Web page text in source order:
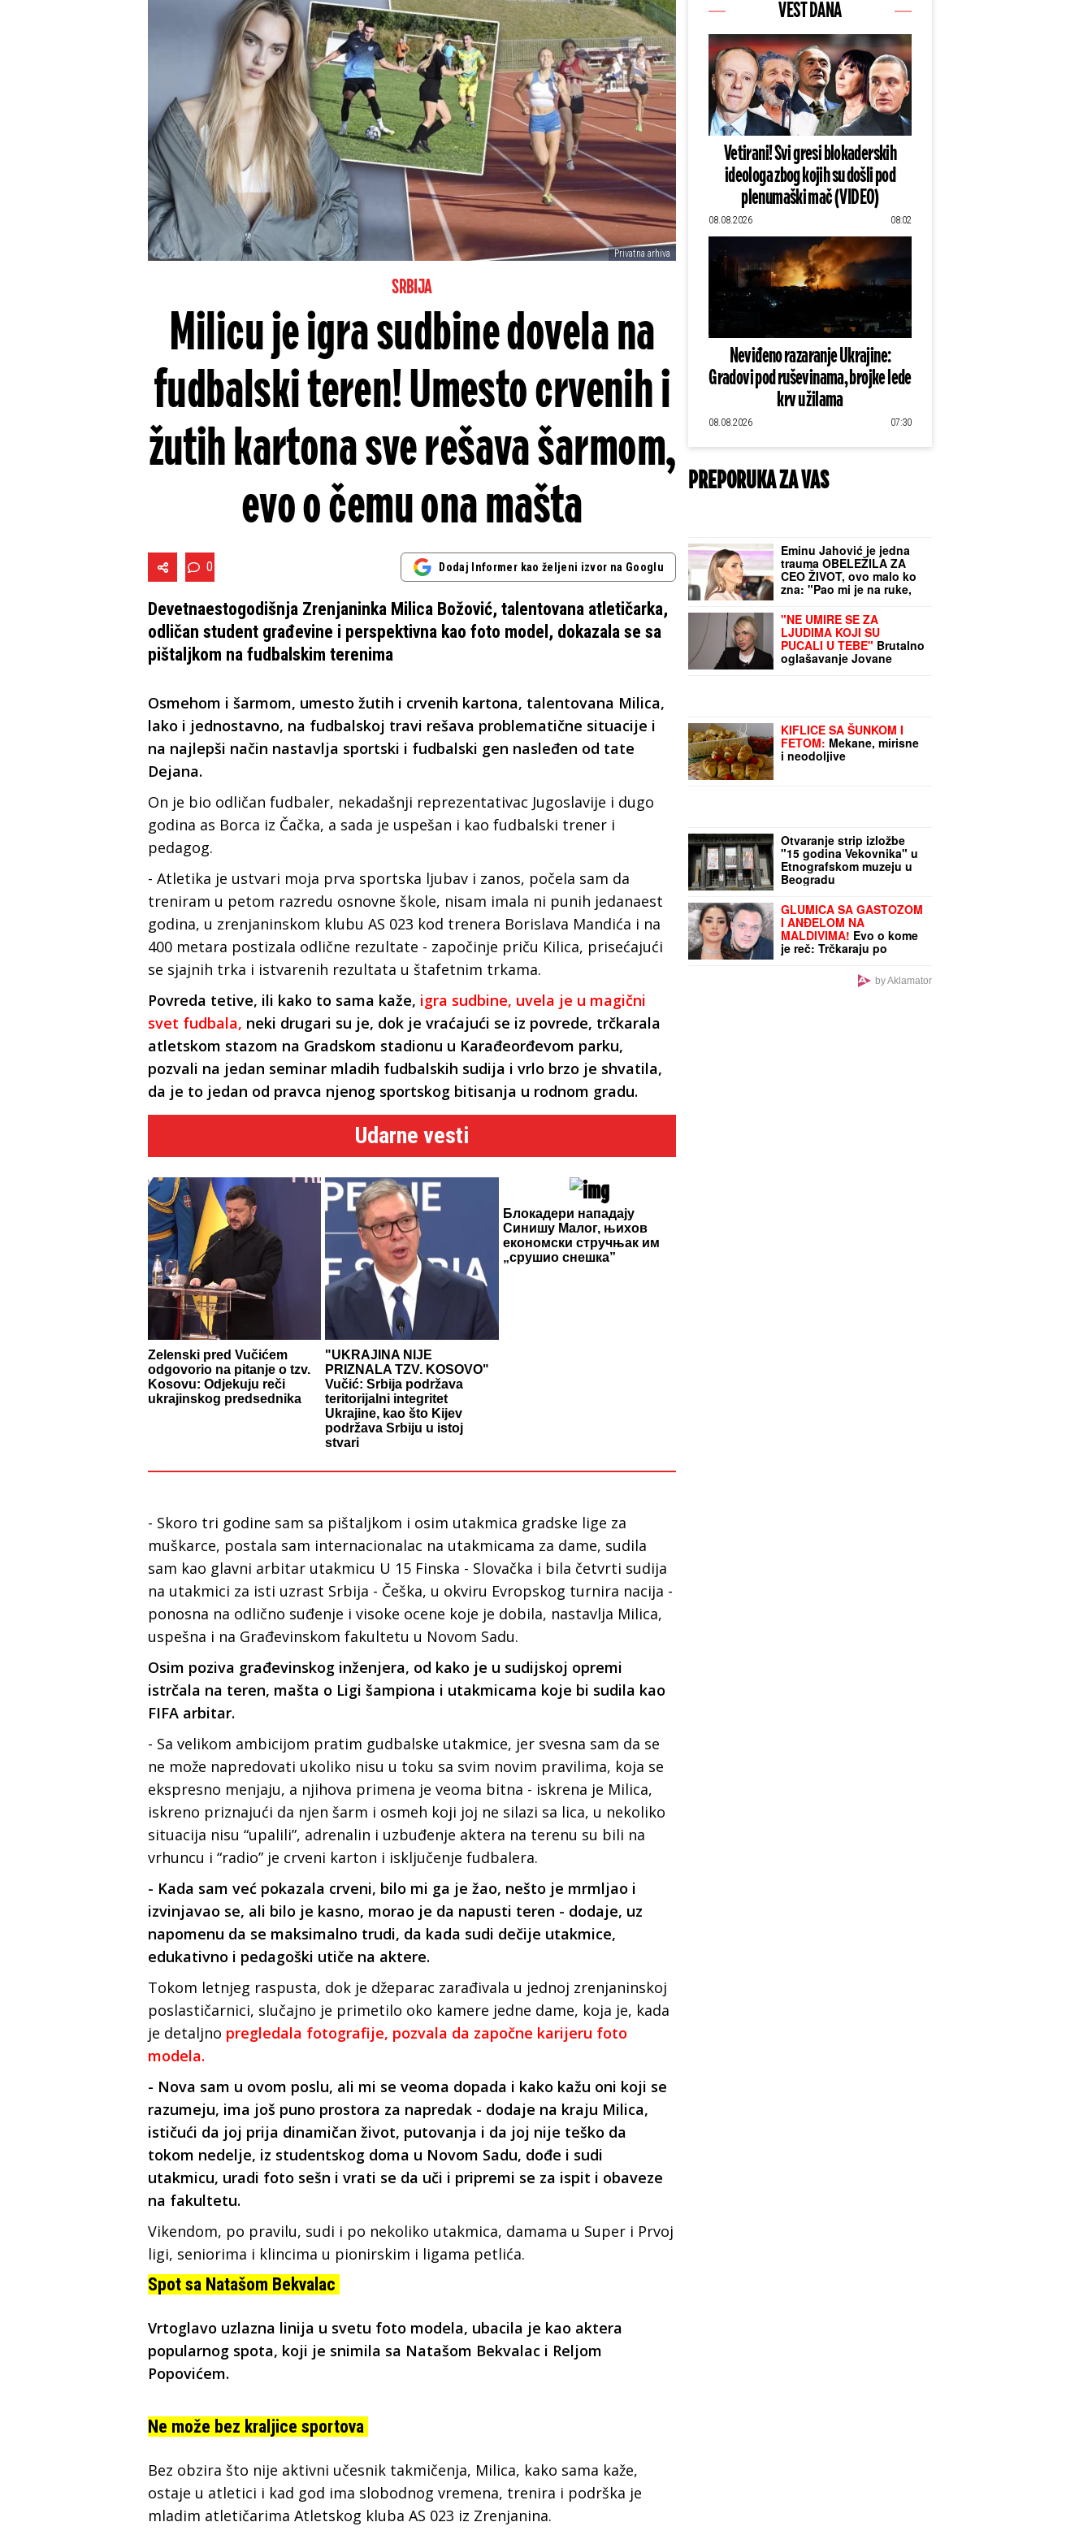
Privatna arhiva
SRBIJA
Milicu je igra sudbine dovela na
fudbalski teren! Umesto crvenih i
žutih kartona sve rešava šarmom,
evo o čemu ona mašta
0 Dodaj Informer kao željeni izvor na Googlu
Devetnaestogodišnja Zrenjaninka Milica Božović, talentovana atletičarka,
odličan student građevine i perspektivna kao foto model, dokazala se sa
pištaljkom na fudbalskim terenima
Osmehom i šarmom, umesto žutih i crvenih kartona, talentovana Milica,
lako i jednostavno, na fudbalskoj travi rešava problematične situacije i
na najlepši način nastavlja sportski i fudbalski gen nasleđen od tate
Dejana.
On je bio odličan fudbaler, nekadašnji reprezentativac Jugoslavije i dugo
godina as Borca iz Čačka, a sada je uspešan i kao fudbalski trener i
pedagog.
- Atletika je ustvari moja prva sportska ljubav i zanos, počela sam da
treniram u petom razredu osnovne škole, nisam imala ni punih jedanaest
godina, u zrenjaninskom klubu AS 023 kod trenera Borislava Mandića i na
400 metara postizala odlične rezultate - započinje priču Kilica, prisećajući
se sjajnih trka i istvarenih rezultata u štafetnim trkama.
Povreda tetive, ili kako to sama kaže, igra sudbine, uvela je u magični
svet fudbala, neki drugari su je, dok je vraćajući se iz povrede, trčkarala
atletskom stazom na Gradskom stadionu u Karađeorđevom parku,
pozvali na jedan seminar mladih fudbalskih sudija i vrlo brzo je shvatila,
da je to jedan od pravca njenog sportskog bitisanja u rodnom gradu.
Udarne vesti
Zelenski pred Vučićem
odgovorio na pitanje o tzv.
Kosovu: Odjekuju reči
ukrajinskog predsednika
"UKRAJINA NIJE
PRIZNALA TZV. KOSOVO"
Vučić: Srbija podržava
teritorijalni integritet
Ukrajine, kao što Kijev
podržava Srbiju u istoj
stvari
Блокадери нападају
Синишу Малог, њихов
економски стручњак им
„срушио снешка”
- Skoro tri godine sam sa pištaljkom i osim utakmica gradske lige za
muškarce, postala sam internacionalac na utakmicama za dame, sudila
sam kao glavni arbitar utakmicu U 15 Finska - Slovačka i bila četvrti sudija
na utakmici za isti uzrast Srbija - Češka, u okviru Evropskog turnira nacija -
ponosna na odlično suđenje i visoke ocene koje je dobila, nastavlja Milica,
uspešna i na Građevinskom fakultetu u Novom Sadu.
Osim poziva građevinskog inženjera, od kako je u sudijskoj opremi
istrčala na teren, mašta o Ligi šampiona i utakmicama koje bi sudila kao
FIFA arbitar.
- Sa velikom ambicijom pratim gudbalske utakmice, jer svesna sam da se
ne može napredovati ukoliko nisu u toku sa svim novim pravilima, koja se
ekspresno menjaju, a njihova primena je veoma bitna - iskrena je Milica,
iskreno priznajući da njen šarm i osmeh koji joj ne silazi sa lica, u nekoliko
situacija nisu “upalili”, adrenalin i uzbuđenje aktera na terenu su bili na
vrhuncu i “radio” je crveni karton i isključenje fudbalera.
- Kada sam već pokazala crveni, bilo mi ga je žao, nešto je mrmljao i
izvinjavao se, ali bilo je kasno, morao je da napusti teren - dodaje, uz
napomenu da se maksimalno trudi, da kada sudi dečije utakmice,
edukativno i pedagoški utiče na aktere.
Tokom letnjeg raspusta, dok je džeparac zarađivala u jednoj zrenjaninskoj
poslastičarnici, slučajno je primetilo oko kamere jedne dame, koja je, kada
je detaljno pregledala fotografije, pozvala da započne karijeru foto
modela.
- Nova sam u ovom poslu, ali mi se veoma dopada i kako kažu oni koji se
razumeju, ima još puno prostora za napredak - dodaje na kraju Milica,
ističući da joj prija dinamičan život, putovanja i da joj nije teško da
tokom nedelje, iz studentskog doma u Novom Sadu, dođe i sudi
utakmicu, uradi foto sešn i vrati se da uči i pripremi se za ispit i obaveze
na fakultetu.
Vikendom, po pravilu, sudi i po nekoliko utakmica, damama u Super i Prvoj
ligi, seniorima i klincima u pionirskim i ligama petlića.
Spot sa Natašom Bekvalac
Vrtoglavo uzlazna linija u svetu foto modela, ubacila je kao aktera
popularnog spota, koji je snimila sa Natašom Bekvalac i Reljom
Popovićem.
Ne može bez kraljice sportova
Bez obzira što nije aktivni učesnik takmičenja, Milica, kako sama kaže,
ostaje u atletici i kad god ima slobodnog vremena, trenira i podrška je
mladim atletičarima Atletskog kluba AS 023 iz Zrenjanina.
VEST DANA
Vetirani! Svi gresi blokaderskih
ideologa zbog kojih su došli pod
plenumaški mač (VIDEO)
08.08.2026 08:02
Neviđeno razaranje Ukrajine:
Gradovi pod ruševinama, brojke lede
krv u žilama
08.08.2026 07:30
PREPORUKA ZA VAS
Eminu Jahović je jedna
trauma OBELEŽILA ZA
CEO ŽIVOT, ovo malo ko
zna: "Pao mi je na ruke,
"NE UMIRE SE ZA
LJUDIMA KOJI SU
PUCALI U TEBE" Brutalno
oglašavanje Jovane
KIFLICE SA ŠUNKOM I
FETOM: Mekane, mirisne
i neodoljive
Otvaranje strip izložbe
"15 godina Vekovnika" u
Etnografskom muzeju u
Beogradu
GLUMICA SA GASTOZOM
I ANĐELOM NA
MALDIVIMA! Evo o kome
je reč: Trčkaraju po
prvom planu (FOTO)by Aklamator